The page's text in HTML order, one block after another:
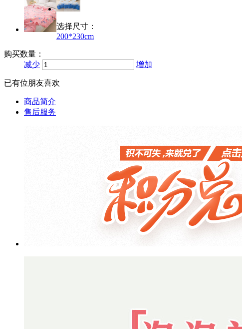
选择尺寸：
200*230cm
购买数量：
减少
增加
已有位朋友喜欢
商品简介
售后服务